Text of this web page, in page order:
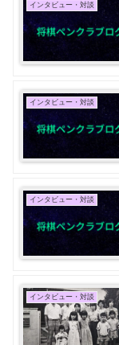
インタビュー・対談
インタビュー・対談
インタビュー・対談
インタビュー・対談